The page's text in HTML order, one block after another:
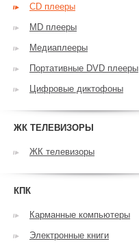
CD плееры
MD плееры
Медиаплееры
Портативные DVD плееры
Цифровые диктофоны
ЖК ТЕЛЕВИЗОРЫ
ЖК телевизоры
КПК
Карманные компьютеры
Электронные книги